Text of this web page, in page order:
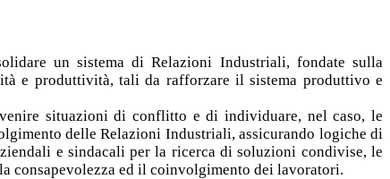
un sistema di Relazioni Industriali, fondate sulla
e produttività, tali da rafforzare il sistema produttivo e
situazioni di conflitto e di individuare, nel caso, le
delle Relazioni Industriali, assicurando logiche di
e sindacali per la ricerca di soluzioni condivise, le
consapevolezza ed il coinvolgimento dei lavoratori.